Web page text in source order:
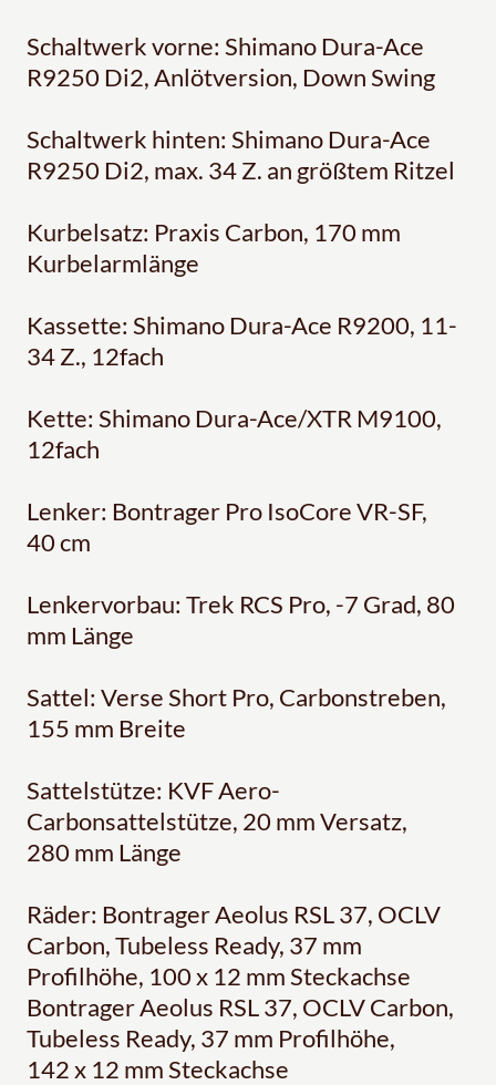
Schaltwerk vorne: Shimano Dura-Ace
R9250 Di2, Anlötversion, Down Swing
Schaltwerk hinten: Shimano Dura-Ace
R9250 Di2, max. 34 Z. an größtem Ritzel
Kurbelsatz: Praxis Carbon, 170 mm
Kurbelarmlänge
Kassette: Shimano Dura-Ace R9200, 11-
34 Z., 12fach
Kette: Shimano Dura-Ace/XTR M9100,
12fach
Lenker: Bontrager Pro IsoCore VR-SF,
40 cm
Lenkervorbau: Trek RCS Pro, -7 Grad, 80
mm Länge
Sattel: Verse Short Pro, Carbonstreben,
155 mm Breite
Sattelstütze: KVF Aero-
Carbonsattelstütze, 20 mm Versatz,
280 mm Länge
Räder: Bontrager Aeolus RSL 37, OCLV
Carbon, Tubeless Ready, 37 mm
Profilhöhe, 100 x 12 mm Steckachse
Bontrager Aeolus RSL 37, OCLV Carbon,
Tubeless Ready, 37 mm Profilhöhe,
142 x 12 mm Steckachse